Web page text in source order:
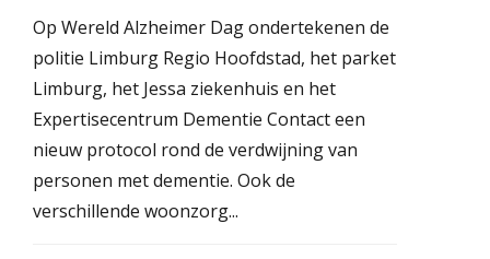
Op Wereld Alzheimer Dag ondertekenen de
politie Limburg Regio Hoofdstad, het parket
Limburg, het Jessa ziekenhuis en het
Expertisecentrum Dementie Contact een
nieuw protocol rond de verdwijning van
personen met dementie. Ook de
verschillende woonzorg...